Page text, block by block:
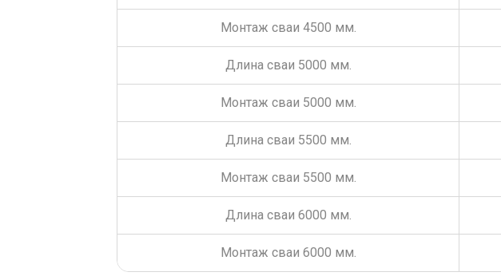
Монтаж сваи 4500 мм.
Длина сваи 5000 мм.
Монтаж сваи 5000 мм.
Длина сваи 5500 мм.
Монтаж сваи 5500 мм.
Длина сваи 6000 мм.
Монтаж сваи 6000 мм.